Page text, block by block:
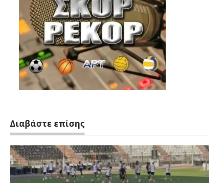
Διαβάστε επίσης